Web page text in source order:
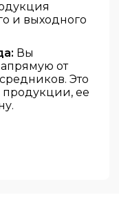
и выходного
Вы
от
Это
продукции, ее